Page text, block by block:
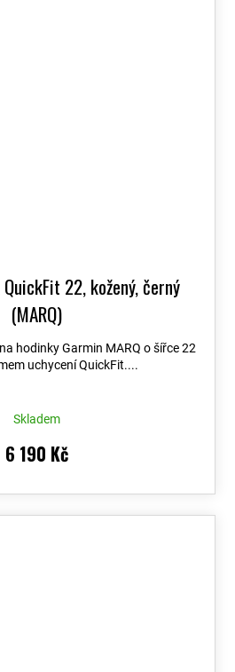
22, kožený, černý
(MARQ)
hodinky Garmin MARQ o šířce 22
uchycení QuickFit....
Skladem
6 190 Kč